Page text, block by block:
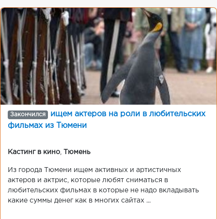
Закончился
ищем актеров на роли в любительских
фильмах из Тюмени
Кастинг в кино Тюмень
Из города Тюмени ищем активных и артистичных
актеров и актрис, которые любят сниматься в
любительских фильмах в которые не надо вкладывать
какие суммы денег как в многих сайтах ...